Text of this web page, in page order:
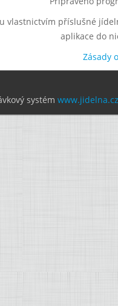
vlastnictvím příslušné
aplikace do
Zásady
systém www.jidelna.cz